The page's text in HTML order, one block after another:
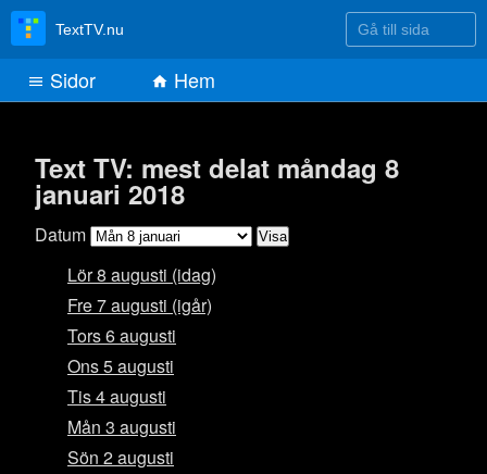
Text TV: mest delat måndag 8
januari 2018
Datum
Lör 8 augusti (idag)
Fre 7 augusti (igår)
Tors 6 augusti
Ons 5 augusti
Tis 4 augusti
Mån 3 augusti
Sön 2 augusti
TextTV.nu Gå till sida
Sidor Hem